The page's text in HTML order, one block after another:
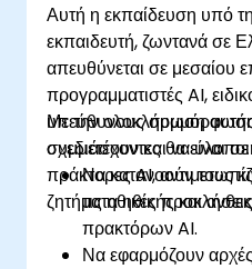
Αυτή η εκπαίδευση υπό
εκπαιδευτή, ζωντανά
απευθύνεται σε μεσαίου
προγραμματιστές AI,
υπεύθυνους
σχεδιάσουν και να
πράκτορες AI,
ζητήματα ηθικής και
Με την ολοκλήρωση
συμμετέχοντες θα είναι
Να κατανοούν τους
τις ηθικές
πρακτόρων AI.
Να εφαρμόζουν